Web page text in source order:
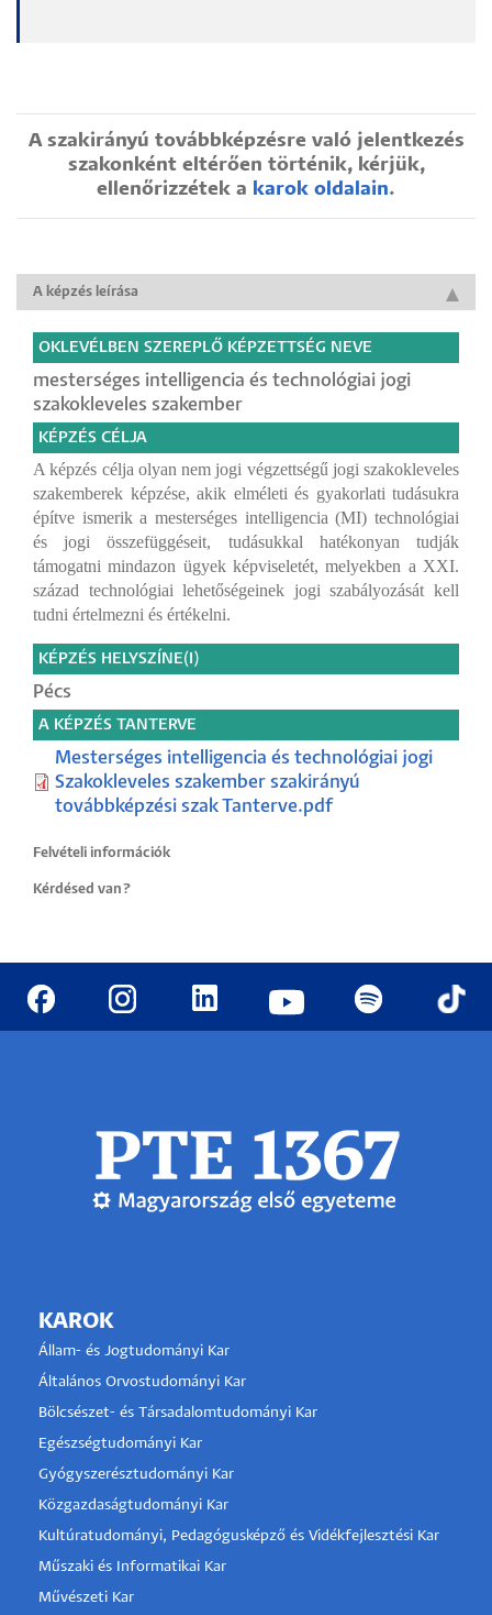
A szakirányú továbbképzésre való jelentkezés
szakonként eltérően történik, kérjük,
ellenőrizzétek a karok oldalain.
A képzés leírása
OKLEVÉLBEN SZEREPLŐ KÉPZETTSÉG NEVE
mesterséges intelligencia és technológiai jogi
szakokleveles szakember
KÉPZÉS CÉLJA
A képzés célja olyan nem jogi végzettségű jogi szakokleveles
szakemberek képzése, akik elméleti és gyakorlati tudásukra
építve ismerik a mesterséges intelligencia (MI) technológiai
és jogi összefüggéseit, tudásukkal hatékonyan tudják
támogatni mindazon ügyek képviseletét, melyekben a XXI.
század technológiai lehetőségeinek jogi szabályozását kell
tudni értelmezni és értékelni.
KÉPZÉS HELYSZÍNE(I)
Pécs
A KÉPZÉS TANTERVE
Mesterséges intelligencia és technológiai jogi
Szakokleveles szakember szakirányú
továbbképzési szak Tanterve.pdf
Felvételi információk
Kérdésed van?
KAROK
Állam- és Jogtudományi Kar
Általános Orvostudományi Kar
Bölcsészet- és Társadalomtudományi Kar
Egészségtudományi Kar
Gyógyszerésztudományi Kar
Közgazdaságtudományi Kar
Kultúratudományi, Pedagógusképző és Vidékfejlesztési Kar
Műszaki és Informatikai Kar
Művészeti Kar